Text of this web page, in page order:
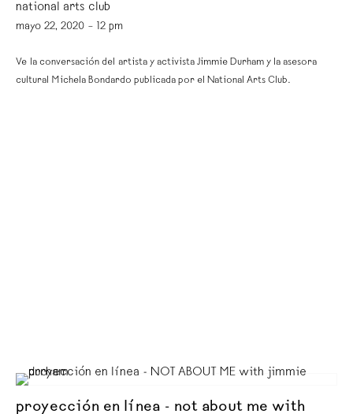
national arts club
mayo 22, 2020 – 12 pm
Ve la conversación del artista y activista Jimmie Durham y la asesora
cultural Michela Bondardo publicada por el National Arts Club.
proyección en línea - not about me with